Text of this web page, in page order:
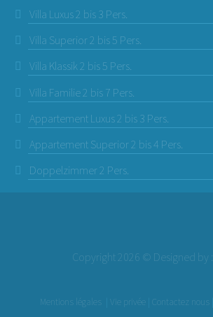
Villa Luxus 2 bis 3 Pers.
Villa Superior 2 bis 5 Pers.
Villa Klassik 2 bis 5 Pers.
Villa Familie 2 bis 7 Pers.
Appartement Luxus 2 bis 3 Pers.
Appartement Superior 2 bis 4 Pers.
Doppelzimmer 2 Pers.
Copyright 2026 © Designed by :
Mentions légales Vie privée Contactez nous